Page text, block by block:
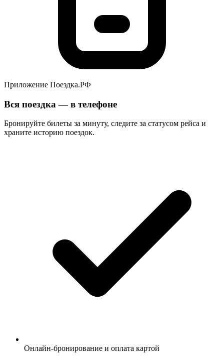
Приложение Поездка.РФ
Вся поездка — в телефоне
Бронируйте билеты за минуту, следите за статусом рейса и
храните историю поездок.
Онлайн-бронирование и оплата картой